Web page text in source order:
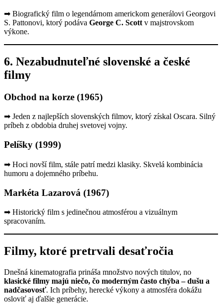
➡ Biografický film o legendárnom americkom generálovi Georgovi
S. Pattonovi, ktorý podáva George C. Scott v majstrovskom
výkone.
6. Nezabudnuteľné slovenské a české
filmy
Obchod na korze (1965)
➡ Jeden z najlepších slovenských filmov, ktorý získal Oscara. Silný
príbeh z obdobia druhej svetovej vojny.
Pelíšky (1999)
➡ Hoci novší film, stále patrí medzi klasiky. Skvelá kombinácia
humoru a dojemného príbehu.
Markéta Lazarová (1967)
➡ Historický film s jedinečnou atmosférou a vizuálnym
spracovaním.
Filmy, ktoré pretrvali desaťročia
Dnešná kinematografia prináša množstvo nových titulov, no
klasické filmy majú niečo, čo moderným často chýba – dušu a
nadčasovosť. Ich príbehy, herecké výkony a atmosféra dokážu
osloviť aj ďalšie generácie.